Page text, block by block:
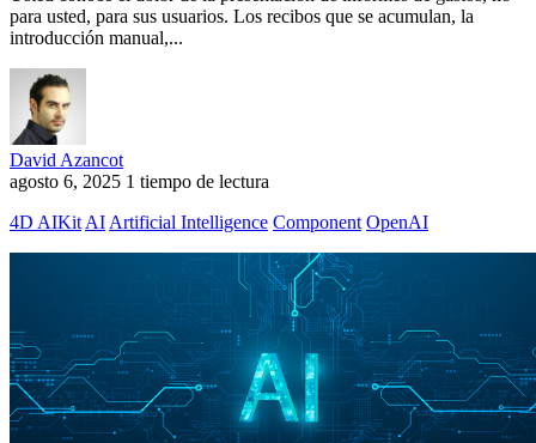
para usted, para sus usuarios. Los recibos que se acumulan, la
introducción manual,...
David Azancot
agosto 6, 2025 1 tiempo de lectura
4D AIKit AI Artificial Intelligence Component OpenAI